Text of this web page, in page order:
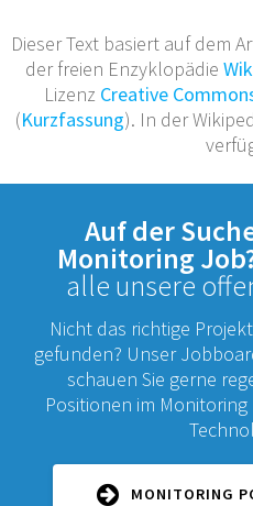
Dieser Text basiert auf dem
der freien Enzyklopädie
Lizenz Creative
(Kurzfassung). In der
Auf der
Monitoring
alle unsere
Nicht das richtige
gefunden? Unser
schauen Sie gerne
Positionen im
MONITORING